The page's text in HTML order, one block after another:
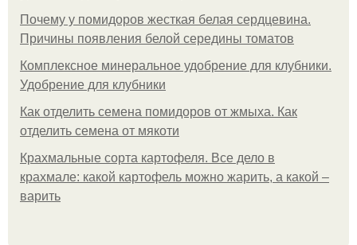
Почему у помидоров жесткая белая сердцевина.
Причины появления белой середины томатов
Комплексное минеральное удобрение для клубники.
Удобрение для клубники
Как отделить семена помидоров от жмыха. Как
отделить семена от мякоти
Крахмальные сорта картофеля. Все дело в
крахмале: какой картофель можно жарить, а какой –
варить